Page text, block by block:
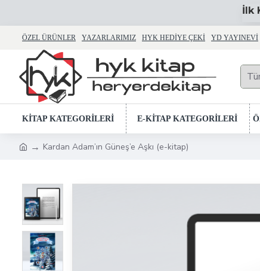
İlk
ÖZEL ÜRÜNLER YAZARLARIMIZ HYK HEDIYE ÇEKI YD YAYINEVI
KİTAP KATEGORİLERİ E-KİTAP KATEGORİLERİ
Kardan Adam’ın Güneş’e Aşkı (e-kitap)